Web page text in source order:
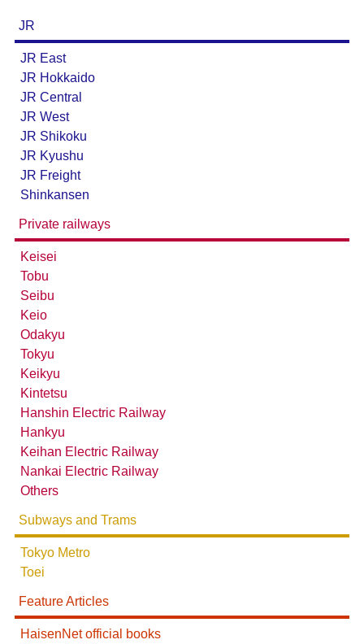
台湾全島配線略図2025 臺灣鐵路公司・臺灣高鐵・阿
楽天市場
台灣虎之穴網路商店
楽天市場
BOOTH
鹿島・衣浦・水島臨海鉄道配線略図
JR
JR East
JR Hokkaido
JR Central
JR West
JR Shikoku
JR Kyushu
JR Freight
Shinkansen
Private railways
Keisei
Tobu
Seibu
Keio
Odakyu
Tokyu
Keikyu
Kintetsu
Hanshin Electric Railway
Hankyu
Keihan Electric Railway
Nankai Electric Railway
Others
Subways and Trams
Tokyo Metro
Toei
Feature Articles
HaisenNet official books